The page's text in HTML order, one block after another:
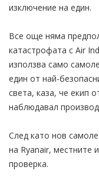
изключение на един.
Все още няма
катастрофата с Air
използва само
един от най-
света, каза, че екип
наблюдавал
След като нов
на Ryanair, местните
проверка.